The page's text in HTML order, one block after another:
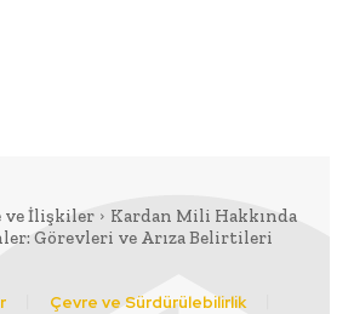
ve İlişkiler
Kardan Mili Hakkında
Görevleri ve Arıza Belirtileri
Çevre ve Sürdürülebilirlik